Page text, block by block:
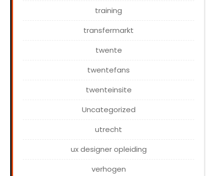
training
transfermarkt
twente
twentefans
twenteinsite
Uncategorized
utrecht
ux designer opleiding
verhogen